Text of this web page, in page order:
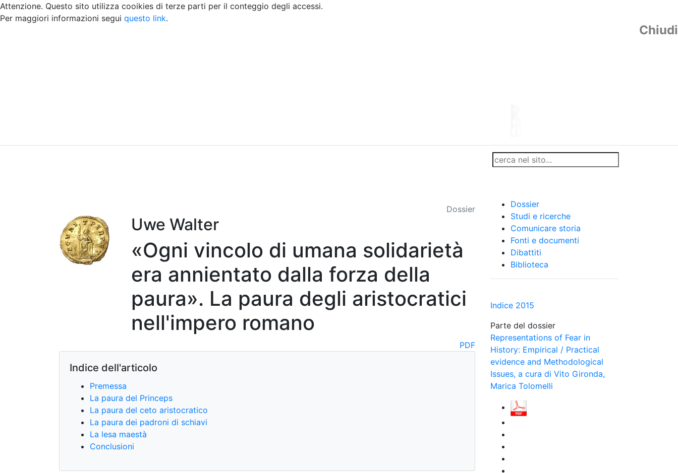
Attenzione. Questo sito utilizza cooikies di terze parti per il conteggio degli accessi.
Per maggiori informazioni segui questo link.
Chiudi
Dossier
Uwe Walter
«Ogni vincolo di umana solidarietà
era annientato dalla forza della
paura». La paura degli aristocratici
nell'impero romano
PDF
Indice dell'articolo
Premessa
La paura del Princeps
La paura del ceto aristocratico
La paura dei padroni di schiavi
La lesa maestà
Conclusioni
Dossier
Studi e ricerche
Comunicare storia
Fonti e documenti
Dibattiti
Biblioteca
Indice 2015
Parte del dossier
Representations of Fear in
History: Empirical / Practical
evidence and Methodological
Issues, a cura di Vito Gironda,
Marica Tolomelli